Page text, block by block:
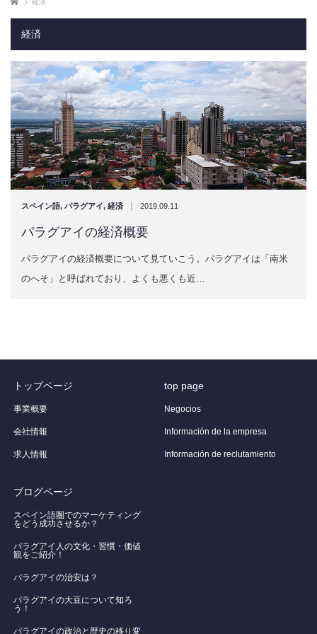
経済
経済
スペイン語, パラグアイ, 経済 | 2019.09.11
パラグアイの経済概要
パラグアイの経済概要について見ていこう。パラグアイは「南米
のへそ」と呼ばれており、よくも悪くも近…
トップページ
事業概要
会社情報
求人情報
top page
Negocios
Información de la empresa
Información de reclutamiento
ブログページ
スペイン語圏でのマーケティング
をどう成功させるか？
パラグアイ人の文化・習慣・価値
観をご紹介！
​パラグアイの治安は？
パラグアイの大豆について知ろ
う！
​パラグアイの政治と歴史の移り変